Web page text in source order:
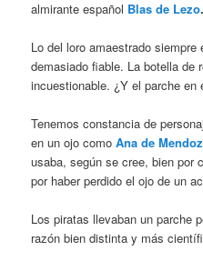
almirante español Blas de Lezo.
Lo del loro amaestrado siempre
demasiado fiable. La botella de
incuestionable. ¿Y el parche en
Tenemos constancia de
en un ojo comoAna de
usaba, según se cree, bien por
por haber perdido el ojo de un
Los piratas llevaban un parche
razón bien distinta y más